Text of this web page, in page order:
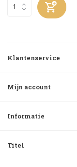
Klantenservice
Mijn account
Informatie
Titel